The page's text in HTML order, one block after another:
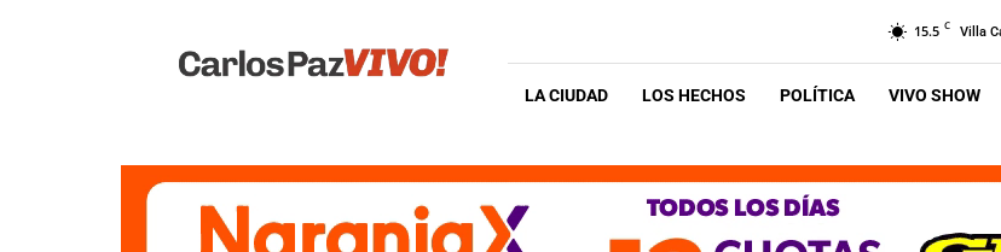
Vivo
15.5 C Villa
LA CIUDAD LOS HECHOS POLÍTICA VIVO SHOW